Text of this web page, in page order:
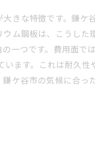
きな特徴です。鎌ケ
ム鋼板は、こうした
一つです。費用面で
います。これは耐久
ケ谷市の気候に合っ